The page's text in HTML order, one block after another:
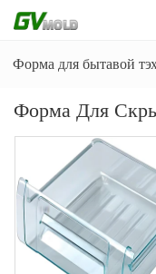
Форма для бытавой
Форма Для